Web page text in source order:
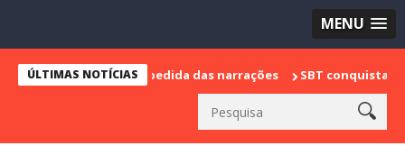
MENU
ÚLTIMAS NOTÍCIAS
sua despedida das narrações SBT conquista a vice